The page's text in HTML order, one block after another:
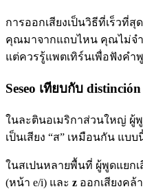
การออกเสียงเป็นวิธีที่เร็วที่
คุณมาจากแถบไหน คุณไม่จำ
แต่ควรรู้แพตเทิร์นเพื่อฟังคำ
Seseo เทียบกับ
ในละตินอเมริกาส่วนใหญ่ ผู้พู
เป็นเสียง “ส” เหมือนกัน แบบ
ในสเปนหลายพื้นที่ ผู้พูดแยกเ
(หน้า e/i) และ z ออกเสียงคล้